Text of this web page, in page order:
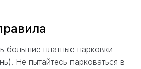
большие платные парковки
Не пытайтесь парковаться в